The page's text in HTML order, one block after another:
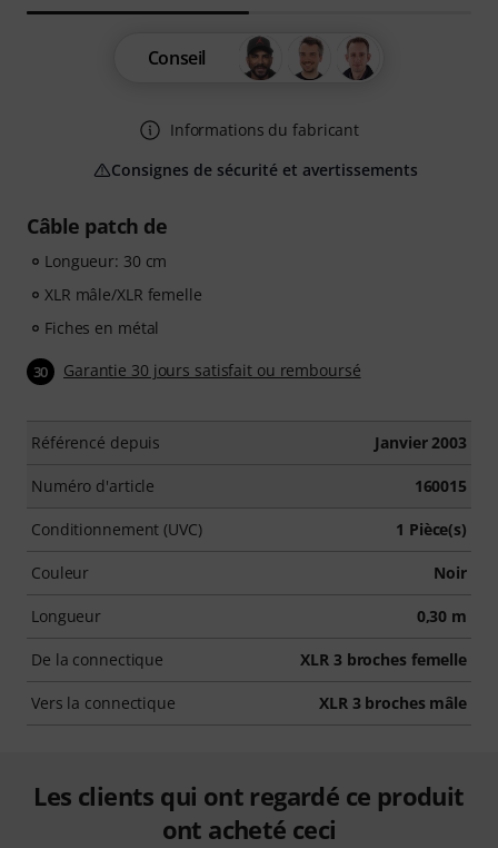
Câble patch de
Longueur: 30 cm
XLR mâle/XLR femelle
Fiches en métal
30 Garantie 30 jours satisfait ou remboursé
Référencé depuis Janvier 2003
Numéro d'article 160015
Conditionnement (UVC) 1 Pièce(s)
Couleur Noir
Longueur 0,30 m
De la connectique XLR 3 broches femelle
Vers la connectique XLR 3 broches mâle
Conseil
Informations du fabricant
Consignes de sécurité et avertissements
Les clients qui ont regardé ce produit
ont acheté ceci